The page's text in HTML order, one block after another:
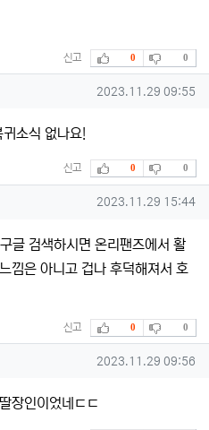
신고 추천
0 비추천
0
작성일
2023.11.29 09:55
소식 없나요!
신고 추천
0 비추천
0
작성일
2023.11.29 15:44
글 검색하시면 온리팬즈에서 활
낌은 아니고 겁나 후덕해져서 호
신고 추천
0 비추천
0
작성일
2023.11.29 09:56
장인이었네ㄷㄷ